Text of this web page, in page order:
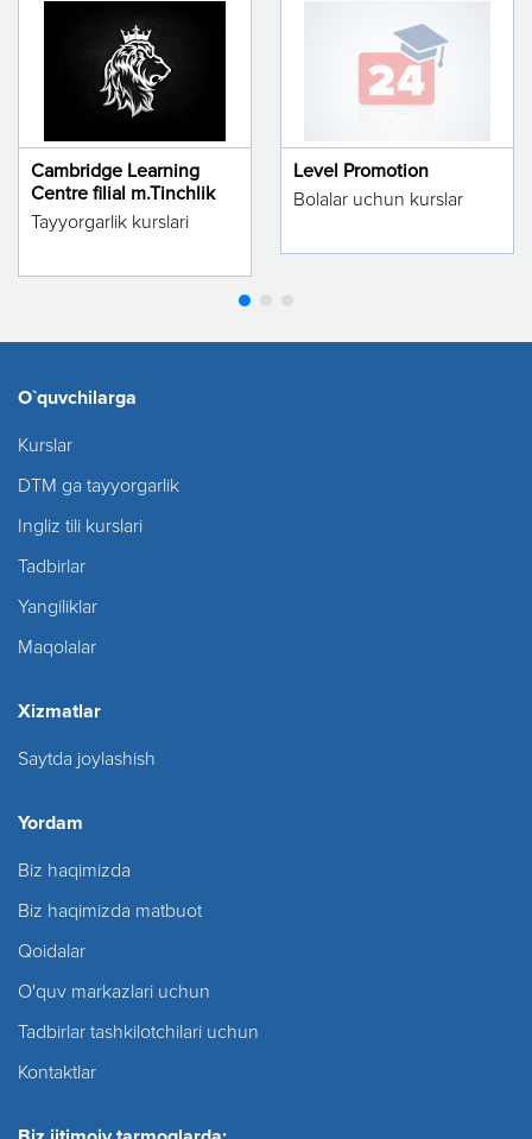
Cambridge Learning
Centre filial m.Tinchlik
Tayyorgarlik kurslari
Level Promotion
Bolalar uchun kurslar
O`quvchilarga
Kurslar
DTM ga tayyorgarlik
Ingliz tili kurslari
Tadbirlar
Yangiliklar
Maqolalar
Xizmatlar
Saytda joylashish
Yordam
Biz haqimizda
Biz haqimizda matbuot
Qoidalar
O'quv markazlari uchun
Tadbirlar tashkilotchilari uchun
Kontaktlar